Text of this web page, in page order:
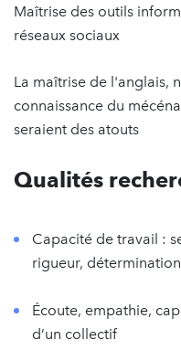
Maîtrise des outils
réseaux sociaux
La maîtrise de l'anglais,
connaissance du
seraient des atouts
Qualités
Capacité de travail :
rigueur, détermination
Écoute, empathie,
d’un collectif